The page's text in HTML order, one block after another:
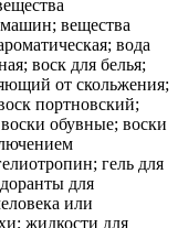
вещества
вода
воск для белья;
от скольжения;
портновский;
обувные; воски
гель для
для
или
жидкости для